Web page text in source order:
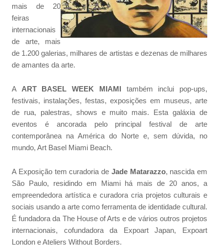
mais de 20
feiras
internacionais
de arte, mais
de 1.200 galerias, milhares de artistas e dezenas de milhares
de amantes da arte.
A ART BASEL WEEK MIAMI também inclui pop-ups,
festivais, instalações, festas, exposições em museus, arte
de rua, palestras, shows e muito mais. Esta galáxia de
eventos é ancorada pelo principal festival de arte
contemporânea na América do Norte e, sem dúvida, no
mundo, Art Basel Miami Beach.
A Exposição tem curadoria de Jade Matarazzo, nascida em
São Paulo, residindo em Miami há mais de 20 anos, a
empreendedora artística e curadora cria projetos culturais e
sociais usando a arte como ferramenta de identidade cultural.
É fundadora da The House of Arts e de vários outros projetos
internacionais, cofundadora da Expoart Japan, Expoart
London e Ateliers Without Borders.